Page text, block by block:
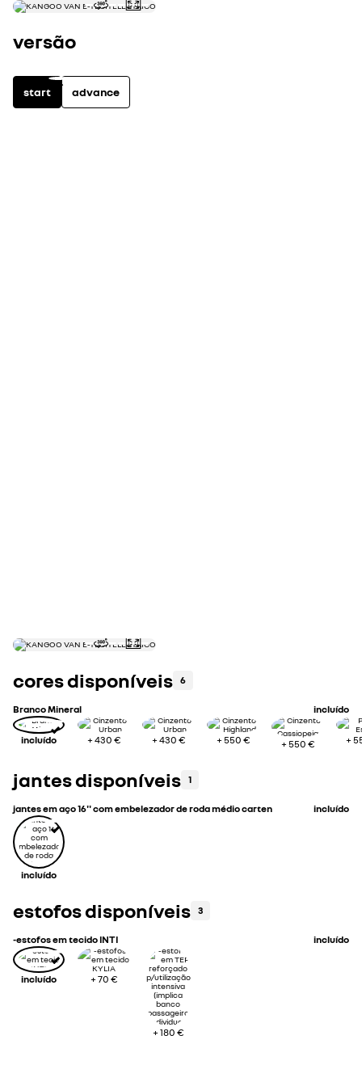
versão
start advance
cores disponíveis 6
Branco Mineral incluído
incluído +430 € +430 € +550 € +550 € +
jantes disponíveis 1
jantes em aço 16'' com embelezador de roda médio carten incluído
incluído
estofos disponíveis 3
-estofos em tecido INTI incluído
incluído +70 €
+180 €